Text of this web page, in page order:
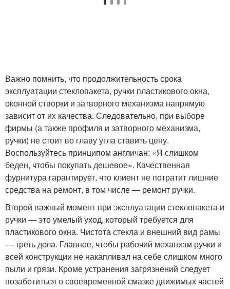
Важно помнить, что продолжительность срока
эксплуатации стеклопакета, ручки пластикового окна,
оконной створки и затворного механизма напрямую
зависит от их качества. Следовательно, при выборе
фирмы (а также профиля и затворного механизма,
ручки) не стоит во главу угла ставить цену.
Воспользуйтесь принципом англичан: «Я слишком
беден, чтобы покупать дешевое». Качественная
фурнитура гарантирует, что клиент не потратит лишние
средства на ремонт, в том числе — ремонт ручки.
Второй важный момент при эксплуатации стеклопакета и
ручки — это умелый уход, который требуется для
пластикового окна. Чистота стекла и внешний вид рамы
— треть дела. Главное, чтобы рабочий механизм ручки и
всей конструкции не накапливал на себе слишком много
пыли и грязи. Кроме устранения загрязнений следует
позаботиться о своевременной смазке движимых частей